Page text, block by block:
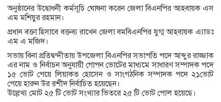
অনুষ্ঠানের উদ্বোধনী কর্মসূচি ঘোষনা করেন জেলা বিএনপির আহবায়ক এস
এম মশিয়ুর রহমান।
প্রধান বক্তা হিসাবে বক্তব্য রাখেন জেলা বমবিএনপির যুগ্ম আহবায়ক এ্যাডঃ
এম এ মজিদ।
সভায় বিনা প্রতিদ্বন্দীতায় উপজেলা বিএনপির সভাপতি পদে আব্দুর রাজ্জাক
এর নাম ও নির্বাচন অনুযায়ী গোপন ভোটের মাধ্যমে সাধারণ সম্পাদক পদে
১৫ ভোট পেয়ে লিয়াকত হোসেন ও সাংগঠনিক সম্পাদক পদে ২১ভোট
পেয়ে হারুন উর রশীদ নির্বাচিত হয়েছেন।
উল্লেখ্য মোট ২৫ টি ভোট সংখ্যার ভিতরে ২৫ টি ভোট পোল হয়েছে।